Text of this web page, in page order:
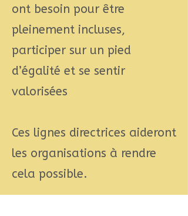
ont besoin pour être
pleinement incluses,
participer sur un pied
d’égalité et se sentir
valorisées
Ces lignes directrices aideront
les organisations à rendre
cela possible.